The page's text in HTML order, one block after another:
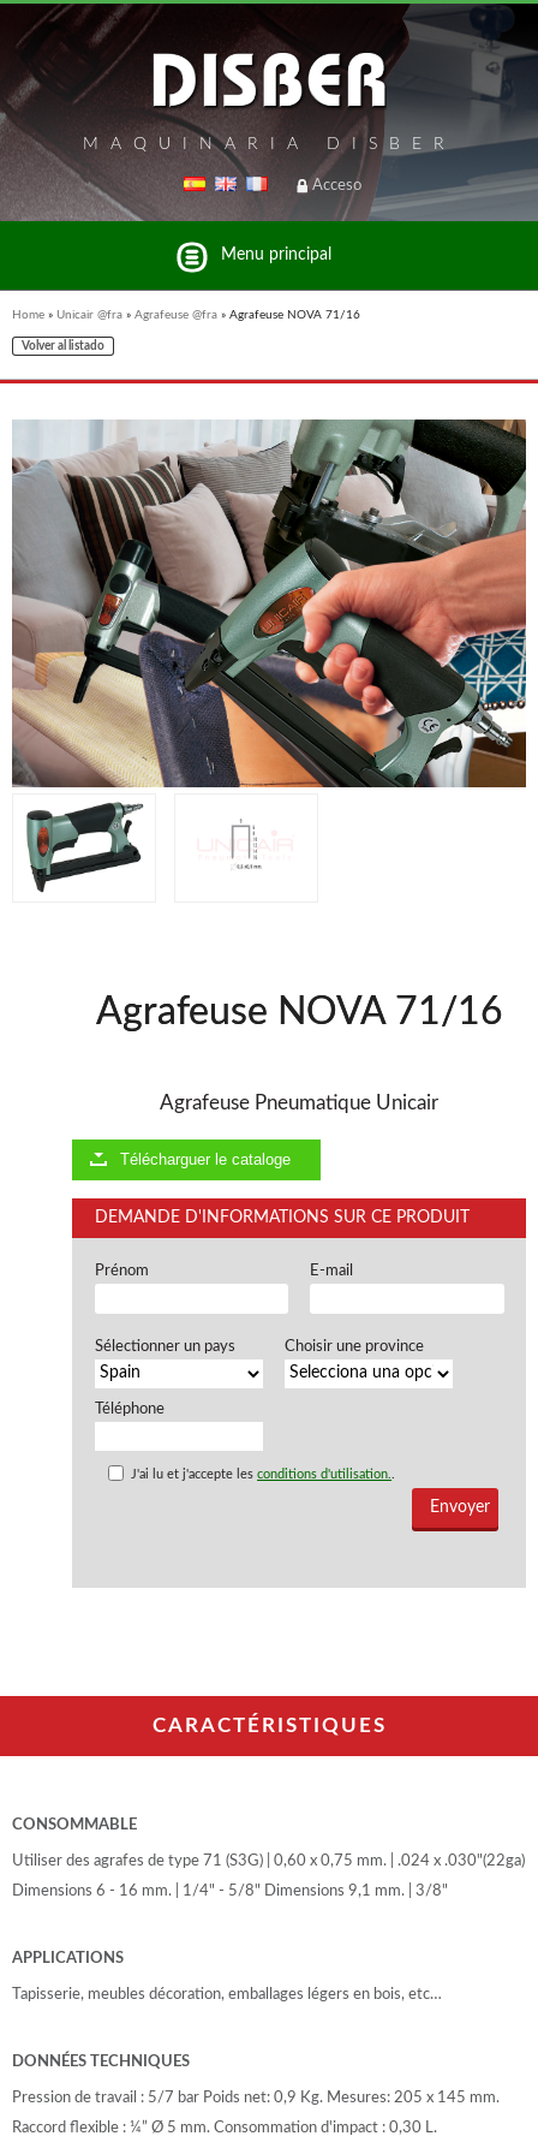
MAQUINARIA DISBER
Acceso
Menu principal
Liste des marques et produits du groupe Disber
UNICAIR @FRA
WOODMAN @FRA
WOODMAN PROFESIONAL @FRA
BRICO OK @FRA
FREEMAN @FRA
Offres et Opportunités
Home » Unicair @fra » Agrafeuse @fra » Agrafeuse NOVA 71/16
Volver al listado
Agrafeuse NOVA 71/16
Agrafeuse Pneumatique Unicair
Télécharguer le cataloge
DEMANDE D'INFORMATIONS SUR CE PRODUIT
Prénom E-mail
Sélectionner un pays Choisir une province
Téléphone
J'ai lu et j'accepte lesconditions d'utilisation.
CARACTÉRISTIQUES
CONSOMMABLE
Utiliser des agrafes de type 71 (S3G) | 0,60 x 0,75 mm. | .024 x .030"(22ga)
Dimensions 6 - 16 mm. | 1/4" - 5/8" Dimensions 9,1 mm. | 3/8"
APPLICATIONS
Tapisserie, meubles décoration, emballages légers en bois, etc…
DONNÉES TECHNIQUES
Pression de travail : 5/7 bar Poids net: 0,9 Kg. Mesures: 205 x 145 mm.
Raccord flexible : ¼” Ø 5 mm. Consommation d'impact : 0,30 L.